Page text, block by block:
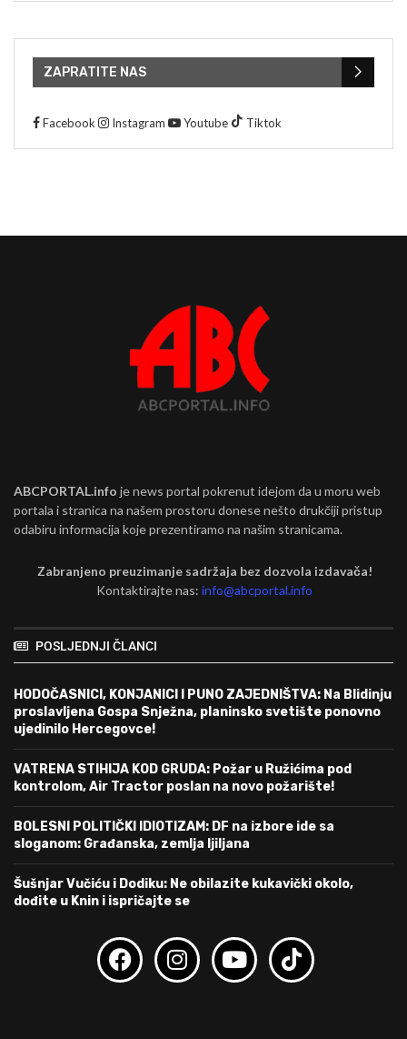
ZAPRATITE NAS
Facebook Instagram Youtube Tiktok
ABCPORTAL.info je news portal pokrenut idejom da u moru web
portala i stranica na našem prostoru donese nešto drukčiji pristup
odabiru informacija koje prezentiramo na našim stranicama.
Zabranjeno preuzimanje sadržaja bez dozvola izdavača!
Kontaktirajte nas:info@abcportal.info
POSLJEDNJI ČLANCI
HODOČASNICI, KONJANICI I PUNO ZAJEDNIŠTVA: Na Blidinju
proslavljena Gospa Snježna, planinsko svetište ponovno
ujedinilo Hercegovce!
VATRENA STIHIJA KOD GRUDA: Požar u Ružićima pod
kontrolom, Air Tractor poslan na novo požarište!
BOLESNI POLITIČKI IDIOTIZAM: DF na izbore ide sa
sloganom: Građanska, zemlja ljiljana
Šušnjar Vučiću i Dodiku: Ne obilazite kukavički okolo,
dođite u Knin i ispričajte se